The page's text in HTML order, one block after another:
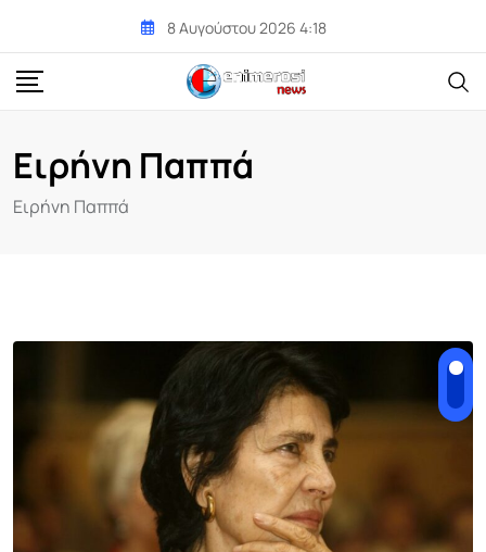
content
8 Αυγούστου 2026 4:18
Ειρήνη Παππά
Ειρήνη Παππά